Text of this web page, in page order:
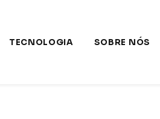
TECNOLOGIA SOBRE NÓS